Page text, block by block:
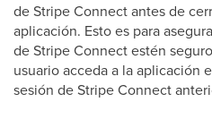
de Stripe Connect antes de
aplicación. Esto es para
de Stripe Connect estén
usuario acceda a la aplicación
sesión de Stripe Connect